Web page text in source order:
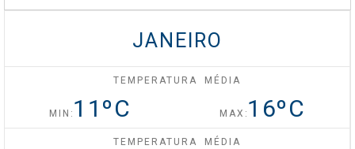
Silhouette®
Solstice®
JANEIRO
TEMPERATURA MÉDIA
MIN: 11 ºC MAX: 16ºC
TEMPERATURA MÉDIA